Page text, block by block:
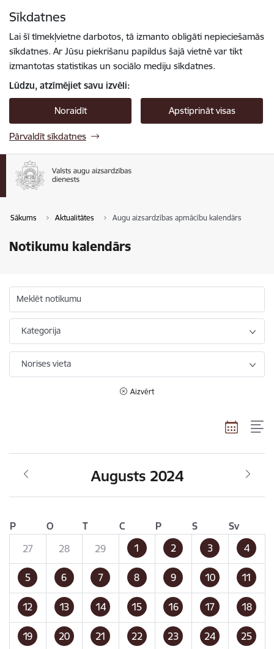
Sīkdatnes
Lai šī tīmekļvietne darbotos, tā izmanto obligāti nepieciešamās
sīkdatnes. Ar Jūsu piekrišanu papildus šajā vietnē var tikt
izmantotas statistikas un sociālo mediju sīkdatnes.
Lūdzu, atzīmējiet savu izvēli:
Noraidīt Apstiprināt visas
Pārvaldīt sīkdatnes
Sākums Aktualitātes Augu aizsardzības apmācību kalendārs
Notikumu kalendārs
Meklēt notikumu
Kategorija
Norises vieta
Aizvērt
Augusts 2024
P O T C P S
Sv
27
28 29 1 2 3 4
5 6 7 8 9 10 11
12 13 14 15 16 17 18
19 20 21 22 23 24 25